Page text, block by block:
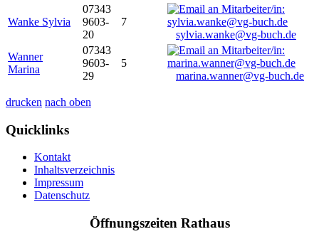
Wanke Sylvia
07343
9603-
20
7
sylvia.wanke@vg-buch.de
Wanner
Marina
07343
9603-
29
5
marina.wanner@vg-buch.de
drucken nach oben
Quicklinks
Kontakt
Inhaltsverzeichnis
Impressum
Datenschutz
Öffnungszeiten Rathaus